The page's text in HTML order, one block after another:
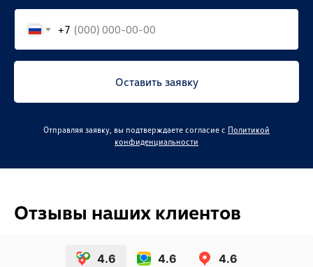
+7
Оставить заявку
Отправляя заявку, вы подтверждаете согласие с Политикой
конфиденциальности
Отзывы наших клиентов
4.6 4.6 4.6